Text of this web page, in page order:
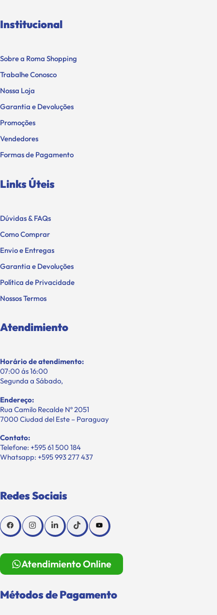
Institucional
Sobre a Roma Shopping
Trabalhe Conosco
Nossa Loja
Garantia e Devoluções
Promoções
Vendedores
Formas de Pagamento
Links Úteis
Dúvidas & FAQs
Como Comprar
Envio e Entregas
Garantia e Devoluções
Política de Privacidade
Nossos Termos
Atendimiento
Horário de atendimento:
07:00 ás 16:00
Segunda a Sábado,
Endereço:
Rua Camilo Recalde Nº 2051
7000 Ciudad del Este – Paraguay
Contato:
Telefone: +595 61 500 184
Whatsapp: +595 993 277 437
Redes Sociais
Atendimiento Online
Métodos de Pagamento